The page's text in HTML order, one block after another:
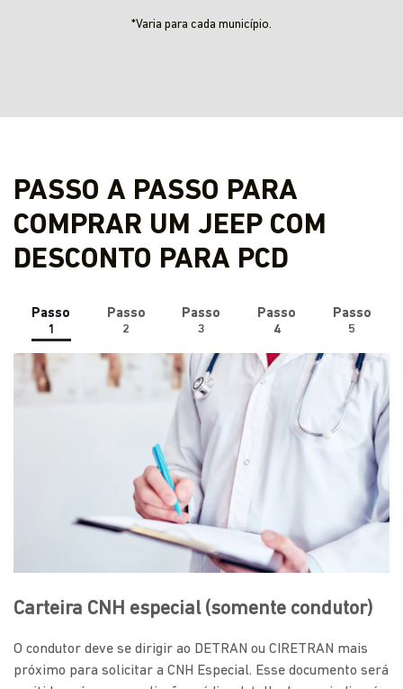
*Varia para cada município.
PASSO A PASSO PARA
COMPRAR UM JEEP COM
DESCONTO PARA PCD
Passo
1
Passo
2
Passo
3
Passo
4
Passo
5
Carteira CNH especial (somente condutor)
O condutor deve se dirigir ao DETRAN ou CIRETRAN mais
próximo para solicitar a CNH Especial. Esse documento será